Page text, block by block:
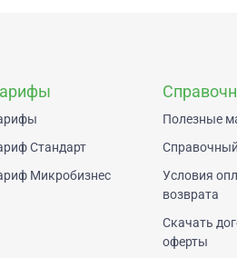
Стандарт
Микробизнес
Полезные
Условия
возврата
Скачать
оферты